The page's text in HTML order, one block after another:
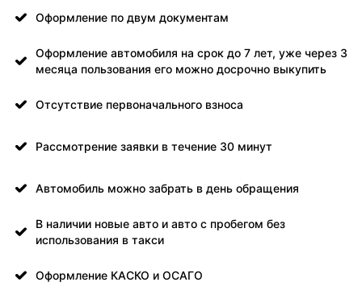
Оформление по двум документам
Оформление автомобиля на срок до 7 лет, уже через 3
месяца пользования его можно досрочно выкупить
Отсутствие первоначального взноса
Рассмотрение заявки в течение 30 минут
Автомобиль можно забрать в день обращения
В наличии новые авто и авто с пробегом без
использования в такси
Оформление КАСКО и ОСАГО